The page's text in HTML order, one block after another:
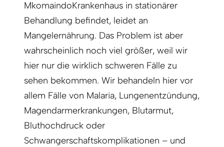
MkomaindoKrankenhaus in stationärer
Behandlung befindet, leidet an
Mangelernährung. Das Problem ist aber
wahrscheinlich noch viel größer, weil wir
hier nur die wirklich schweren Fälle zu
sehen bekommen. Wir behandeln hier vor
allem Fälle von Malaria, Lungenentzündung,
Magendarmerkrankungen, Blutarmut,
Bluthochdruck oder
Schwangerschaftskomplikationen – und